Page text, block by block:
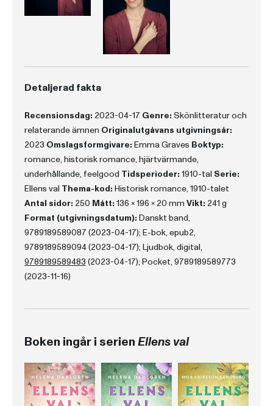
Detaljerad fakta
Recensionsdag: 2023-04-17 Genre: Skönlitteratur och
relaterande ämnen Originalutgåvans utgivningsår:
2023 Omslagsformgivare: Emma Graves Boktyp:
romance, historisk romance, hjärtvärmande,
underhållande, feelgood Tidsperioder: 1910-tal Serie:
Ellens val Thema-kod: Historisk romance, 1910-talet
Antal sidor: 250 Mått: 136 x 196 x 20 mm Vikt: 241 g
Format (utgivningsdatum): Danskt band,
9789189589087 (2023-04-17); E-bok, epub2,
9789189589094 (2023-04-17); Ljudbok, digital,
9789189589483 (2023-04-17); Pocket, 9789189589773
(2023-11-16)
Boken ingår i serienEllens val